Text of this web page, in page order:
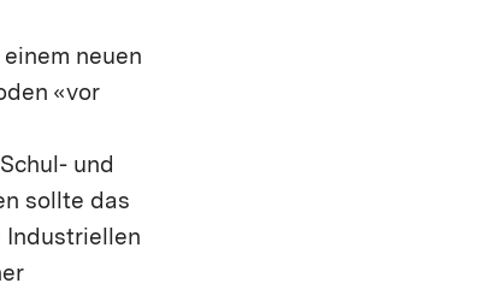
neuen
«vor
und
sollte das
Industriellen